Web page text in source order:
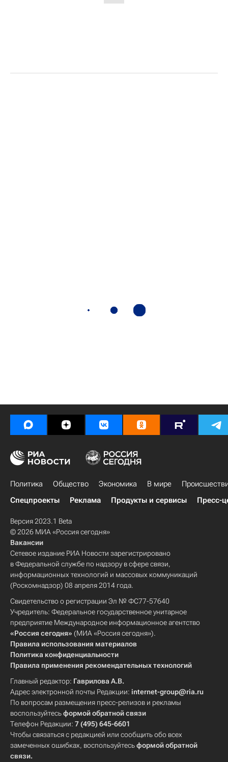
Политика Общество Экономика В мире
Спецпроекты
Реклама Продукты и сервисы Пресс-
Версия 2023.1 Beta
© 2026 МИА «Россия сегодня»
Вакансии
Сетевое издание РИА Новости зарегистрировано
в Федеральной службе по надзору в сфере связи,
информационных технологий и массовых коммуникаций
(Роскомнадзор) 08 апреля 2014 года.
Свидетельство о регистрации Эл № ФС77-57640
Учредитель: Федеральное государственное унитарное
предприятие Международное информационное агентство
«Россия сегодня» (МИА «Россия сегодня»).
Правила использования материалов
Политика конфиденциальности
Правила применения рекомендательных технологий
Главный редактор: Гаврилова А.В.
Адрес электронной почты Редакции: internet-group@ria.ru
По вопросам размещения пресс-релизов и рекламы
воспользуйтесьформой обратной связи
Телефон Редакции: 7 (495) 645-6601
Чтобы связаться с редакцией или сообщить обо всех
замеченных ошибках, воспользуйтесьформой обратной
связи.